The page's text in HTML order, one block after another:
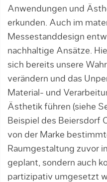
Anwendungen und
erkunden. Auch im
Messestanddesign
nachhaltige Ansätze.
sich bereits unsere
verändern und das
Mate­rial- und
Ästhetik führen (siehe
Beispiel des Beiersdorf
von der Marke
Raumgestaltung zuvor
geplant, sondern auch
partizipativ umgesetzt